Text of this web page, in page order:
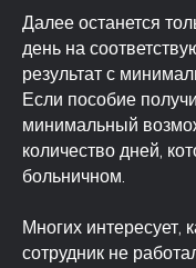
Далее останется
день на
результат с
Если пособие
минимальный
количество дней,
больничном.
Многих интересует,
сотрудник не